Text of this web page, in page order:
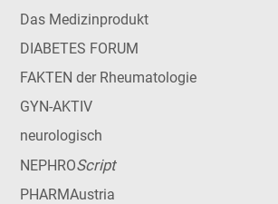
Das Medizinprodukt
DIABETES FORUM
FAKTEN der Rheumatologie
GYN-AKTIV
neurologisch
NEPHROScript
PHARMAustria